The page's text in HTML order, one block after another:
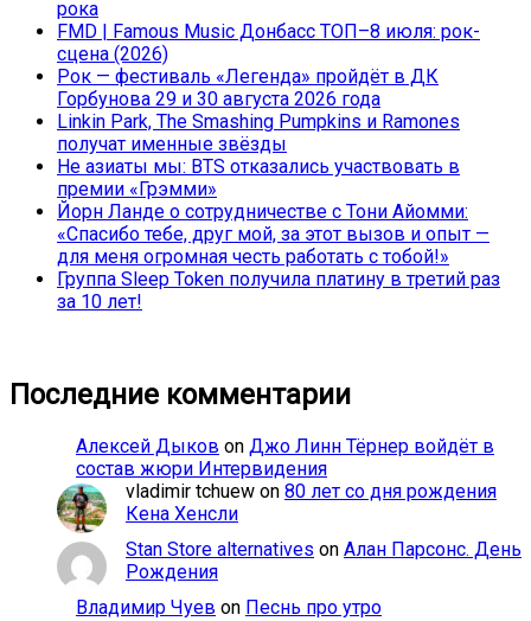
рока
FMD | Famous Music Донбасс ТОП–8 июля: рок-
сцена (2026)
Рок — фестиваль «Легенда» пройдёт в ДК
Горбунова 29 и 30 августа 2026 года
Linkin Park, The Smashing Pumpkins и Ramones
получат именные звёзды
Не азиаты мы: BTS отказались участвовать в
премии «Грэмми»
Йорн Ланде о сотрудничестве с Тони Айомми:
«Спасибо тебе, друг мой, за этот вызов и опыт —
для меня огромная честь работать с тобой!»
Группа Sleep Token получила платину в третий раз
за 10 лет!
Последние комментарии
Алексей Дыков on Джо Линн Тёрнер войдёт в
состав жюри Интервидения
vladimir tchuew on 80 лет со дня рождения
Кена Хенсли
Stan Store alternatives on Алан Парсонс. День
Рождения
Владимир Чуев on Песнь про утро